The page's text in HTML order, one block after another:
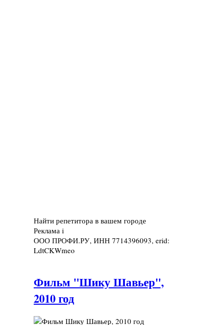
Найти репетитора в вашем городе
Реклама i
ООО ПРОФИ.РУ, ИНН 7714396093, erid:
LdtCKWmeo
Фильм "Шику Шавьер",
2010 год